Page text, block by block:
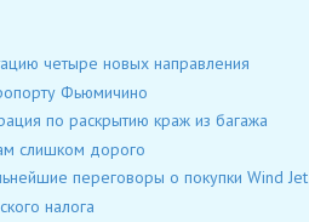
четыре новых направления
Фьюмичино
по раскрытию краж из багажа
слишком дорого
переговоры о покупки Wind Jet
налога